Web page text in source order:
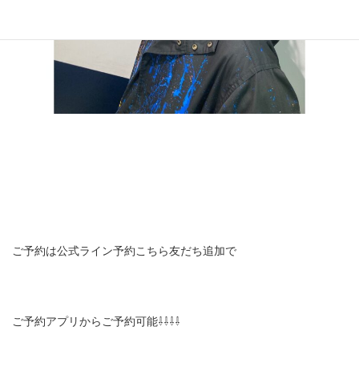
ご予約は公式ライン予約こちら友だち追加で
ご予約アプリからご予約可能⇩⇩⇩⇩